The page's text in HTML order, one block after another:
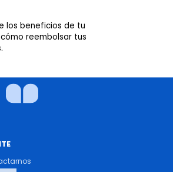
los beneficios de tu
cómo reembolsar tus